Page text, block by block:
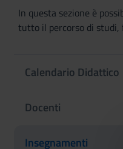
In questa sezione è
tutto il percorso di studi,
Calendario Didattico
Docenti
Insegnamenti